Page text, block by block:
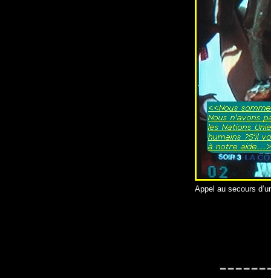
Appel au secours